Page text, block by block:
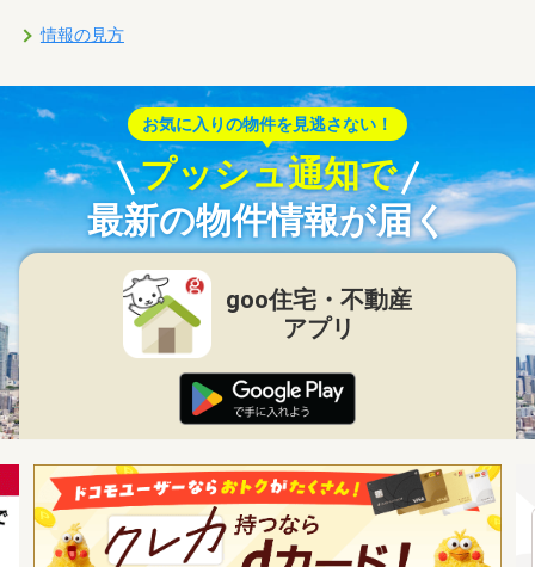
情報の見方
お気に入りの物件を見逃さない！
プッシュ通知で
最新の物件情報が届く
goo住宅・不動産
アプリ